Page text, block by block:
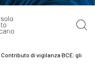
del TUF
Contributo di vigilanza BCE: gli